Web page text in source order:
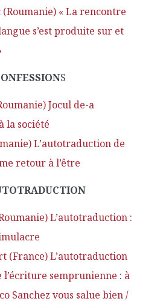
« La rencontre
s’est produite sur et
S
Jocul de-a
la société
L’autotraduction de
retour à l’être
L’autotraduction :
(France) L’autotraduction
semprunienne : à
Sanchez vous salue bien /